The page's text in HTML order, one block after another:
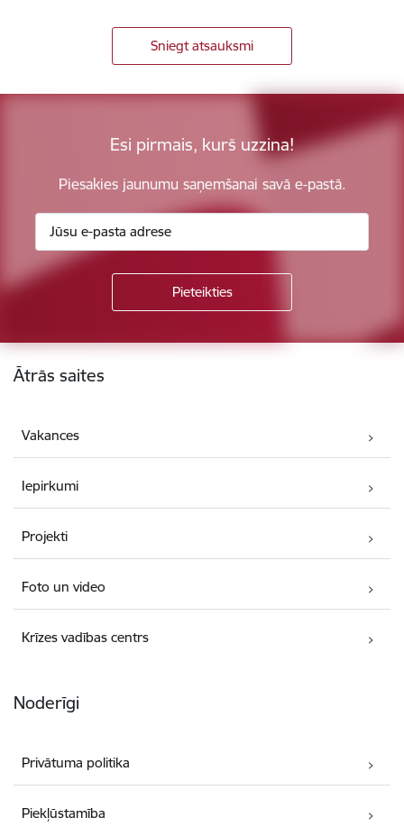
Sniegt atsauksmi
Esi pirmais, kurš uzzina!
Piesakies jaunumu saņemšanai savā e-pastā.
Kājene
Ātrās saites
Vakances
Iepirkumi
Projekti
Foto un video
Krīzes vadības centrs
Noderīgi
Privātuma politika
Piekļūstamība